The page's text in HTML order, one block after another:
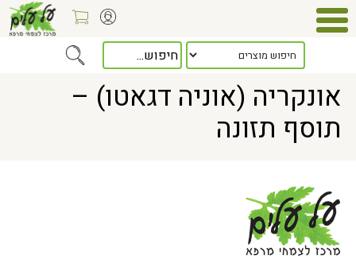
> אונקריה (אוניה דגאטו) – תוסף תזונה
אונקריה (אוניה דגאטו) –
תוסף תזונה